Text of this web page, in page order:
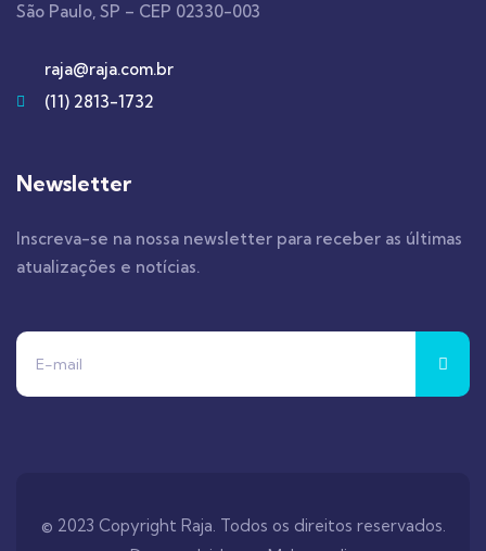
São Paulo, SP – CEP 02330-003
raja@raja.com.br
(11) 2813-1732
Newsletter
Inscreva-se na nossa newsletter para receber as últimas
atualizações e notícias.
© 2023 Copyright Raja. Todos os direitos reservados.